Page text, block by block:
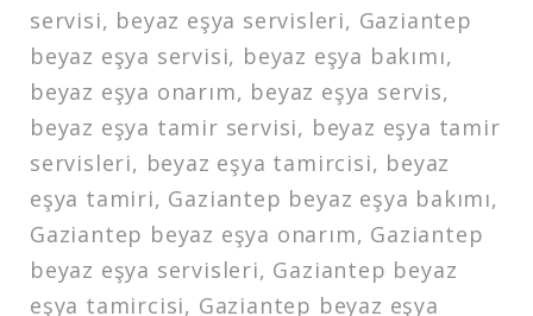
servisi, beyaz eşya servisleri, Gaziantep
beyaz eşya servisi, beyaz eşya bakımı,
beyaz eşya onarım, beyaz eşya servis,
beyaz eşya tamir servisi, beyaz eşya tamir
servisleri, beyaz eşya tamircisi, beyaz
eşya tamiri, Gaziantep beyaz eşya bakımı,
Gaziantep beyaz eşya onarım, Gaziantep
beyaz eşya servisleri, Gaziantep beyaz
eşya tamircisi, Gaziantep beyaz eşya